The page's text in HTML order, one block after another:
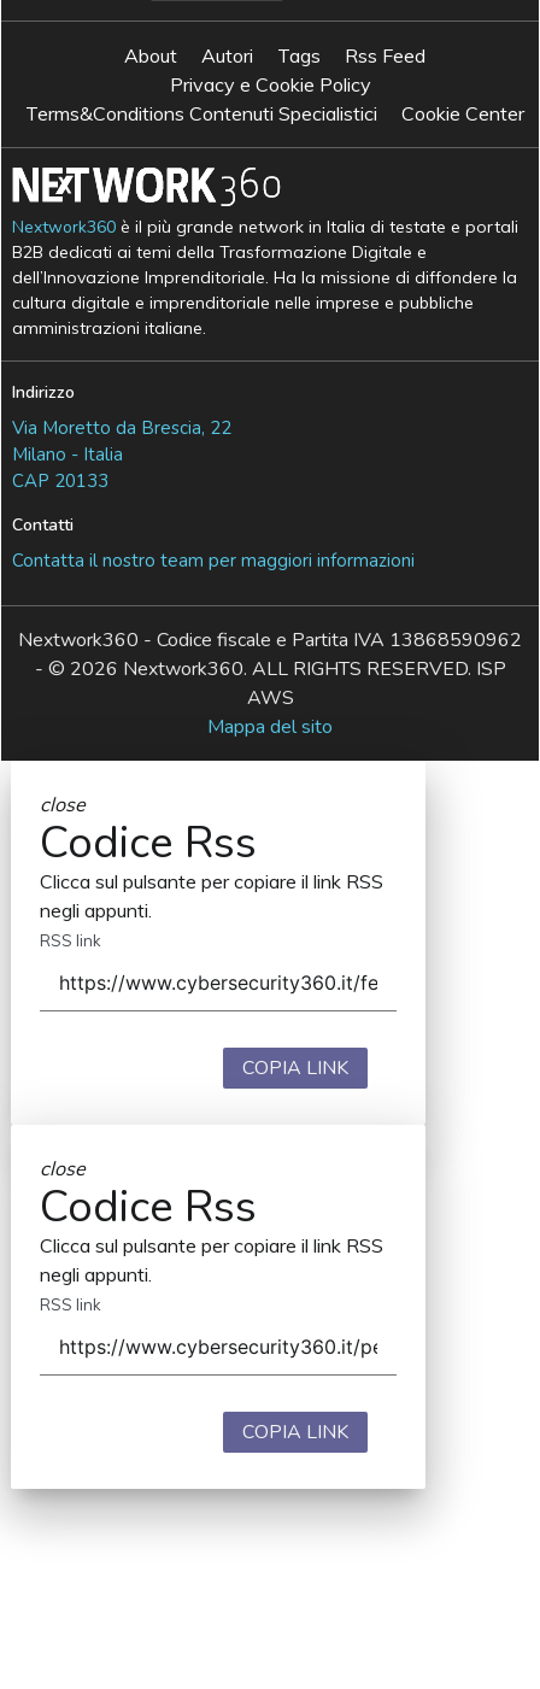
About Autori Tags
Rss Feed
Privacy e Cookie Policy
Terms&Conditions Contenuti Specialistici
Cookie Center
Nextwork360 è il più grande network in Italia di testate e portali
B2B dedicati ai temi della Trasformazione Digitale e
dell’Innovazione Imprenditoriale. Ha la missione di diffondere la
cultura digitale e imprenditoriale nelle imprese e pubbliche
amministrazioni italiane.
Indirizzo
Via Moretto da Brescia, 22
Milano - Italia
CAP 20133
Contatti
Contatta il nostro team per maggiori informazioni
Nextwork360 - Codice fiscale e Partita IVA 13868590962
- © 2026 Nextwork360. ALL RIGHTS RESERVED. ISP
AWS
Mappa del sito
close
Codice Rss
Clicca sul pulsante per copiare il link RSS
negli appunti.
RSS link
COPIA LINK
close
Codice Rss
Clicca sul pulsante per copiare il link RSS
negli appunti.
RSS link
COPIA LINK